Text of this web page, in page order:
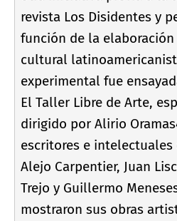
revista Los Disidentes y
función de la
cultural
experimental fue
El Taller Libre de Arte,
dirigido por Alirio
escritores e
Alejo Carpentier, Juan
Trejo y Guillermo
mostraron sus obras